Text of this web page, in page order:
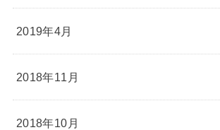
2019年4月
2018年11月
2018年10月